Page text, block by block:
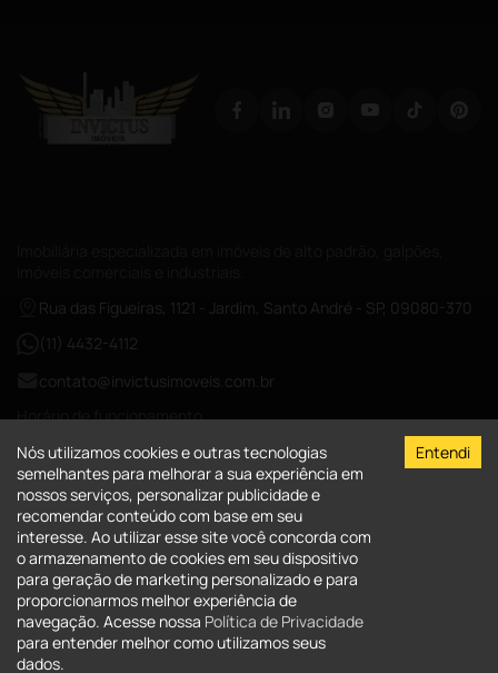
Entre em contato
Rua das Figueiras, 1121 - Jardim, Santo André - SP, 09080-370
(11) 4432-4112
contato@invictusimoveis.com.br
Horário de funcionamento
Segunda a sexta das 08:00-18:00
Sábados das 09:00-13:00
CRECI-026017-J
A Invictus Imóveis
Quem Somos
Fale Conosco
Serviços - Administração de Bens
Imóveis
Imóveis para comprar
Imóveis para alugar
Clientes
Nós utilizamos cookies e outras tecnologias
semelhantes para melhorar a sua experiência em
nossos serviços, personalizar publicidade e
recomendar conteúdo com base em seu
interesse. Ao utilizar esse site você concorda com
o armazenamento de cookies em seu dispositivo
para geração de marketing personalizado e para
proporcionarmos melhor experiência de
navegação. Acesse nossa Política de Privacidade
para entender melhor como utilizamos seus
dados.
Entendi